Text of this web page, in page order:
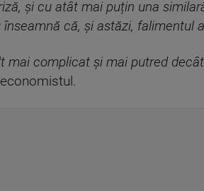
și cu atât mai puțin una
că, și astăzi, falimentul
mai complicat și mai putred